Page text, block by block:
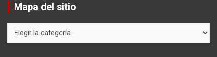
Mapa del sitio
del